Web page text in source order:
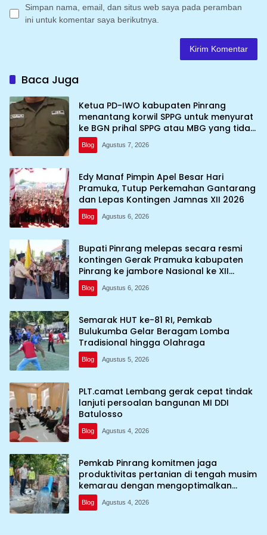
Simpan nama, email, dan situs web saya pada peramban
ini untuk komentar saya berikutnya.
Baca Juga
Ketua PD-IWO kabupaten Pinrang
menantang korwil SPPG untuk menyurat
ke BGN prihal SPPG atau MBG yang tidak
memenuhi syarat standar dan
persyaratan teknis
Blog Agustus 7, 2026
Edy Manaf Pimpin Apel Besar Hari
Pramuka, Tutup Perkemahan Gantarang
dan Lepas Kontingen Jamnas XII 2026
Blog Agustus 6, 2026
Bupati Pinrang melepas secara resmi
kontingen Gerak Pramuka kabupaten
Pinrang ke jambore Nasional ke XII
kebumi perkemahan Cibubur
Blog Agustus 6, 2026
Semarak HUT ke-81 RI, Pemkab
Bulukumba Gelar Beragam Lomba
Tradisional hingga Olahraga
Blog Agustus 5, 2026
PLT.camat Lembang gerak cepat tindak
lanjuti persoalan bangunan MI DDI
Batulosso
Blog Agustus 4, 2026
Pemkab Pinrang komitmen jaga
produktivitas pertanian di tengah musim
kemarau dengan mengoptimalkan
program Irigasi perpompaan (Irpom)
Blog Agustus 4, 2026